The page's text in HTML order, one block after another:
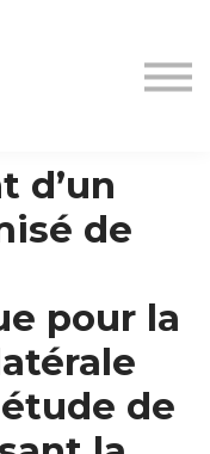
d’un
de
pour la
de